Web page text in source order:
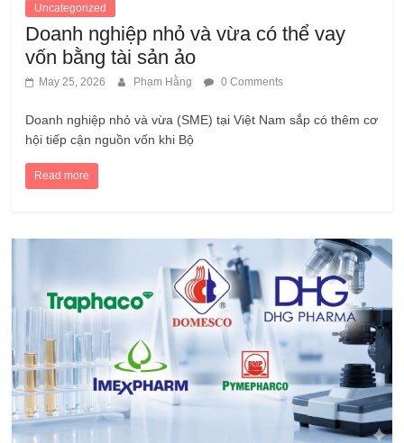
Uncategorized
Doanh nghiệp nhỏ và vừa có thể vay
vốn bằng tài sản ảo
May 25, 2026 Phạm Hằng 0 Comments
Doanh nghiệp nhỏ và vừa (SME) tại Việt Nam sắp có thêm cơ
hội tiếp cận nguồn vốn khi Bộ
Read more